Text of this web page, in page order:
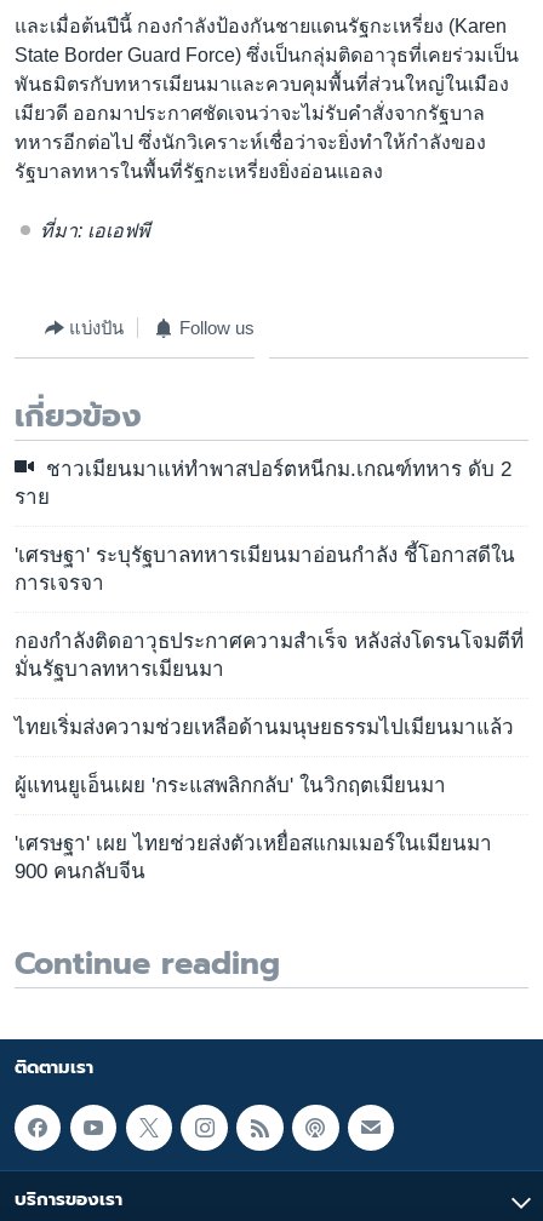
และเมื่อต้นปีนี้ กองกำลังป้องกันชายแดนรัฐกะเหรี่ยง (Karen
State Border Guard Force) ซึ่งเป็นกลุ่มติดอาวุธที่เคยร่วมเป็น
พันธมิตรกับทหารเมียนมาและควบคุมพื้นที่ส่วนใหญ่ในเมือง
เมียวดี ออกมาประกาศชัดเจนว่าจะไม่รับคำสั่งจากรัฐบาล
ทหารอีกต่อไป ซึ่งนักวิเคราะห์เชื่อว่าจะยิ่งทำให้กำลังของ
รัฐบาลทหารในพื้นที่รัฐกะเหรี่ยงยิ่งอ่อนแอลง
ที่มา: เอเอฟพี
แบ่งปัน Follow us
เกี่ยวข้อง
ชาวเมียนมาแห่ทำพาสปอร์ตหนีกม.เกณฑ์ทหาร ดับ 2
ราย
'เศรษฐา' ระบุรัฐบาลทหารเมียนมาอ่อนกำลัง ชี้โอกาสดีใน
การเจรจา
กองกำลังติดอาวุธประกาศความสำเร็จ หลังส่งโดรนโจมตีที่
มั่นรัฐบาลทหารเมียนมา
ไทยเริ่มส่งความช่วยเหลือด้านมนุษยธรรมไปเมียนมาแล้ว
ผู้แทนยูเอ็นเผย 'กระแสพลิกกลับ' ในวิกฤตเมียนมา
'เศรษฐา' เผย ไทยช่วยส่งตัวเหยื่อสแกมเมอร์ในเมียนมา
900 คนกลับจีน
Continue reading
ติดตามเรา
บริการของเรา